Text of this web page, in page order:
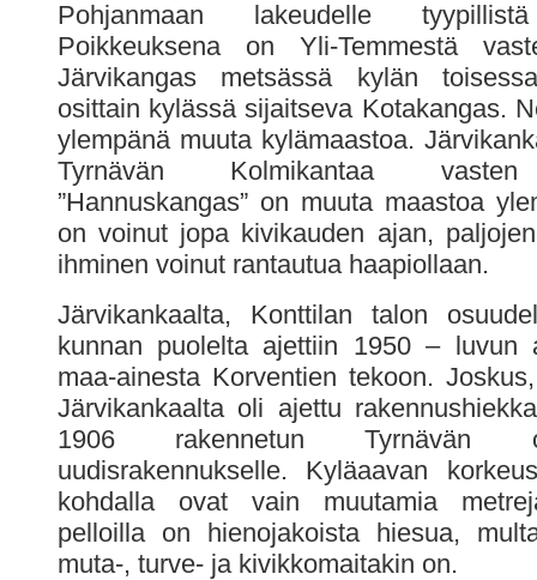
Pohjanmaan lakeudelle
Poikkeuksena on Yli-Temmestä
Järvikangas metsässä kylän
osittain kylässä sijaitseva Kotakangas.
ylempänä muuta kylämaastoa.
Tyrnävän Kolmikantaa
”Hannuskangas” on muuta maastoa
on voinut jopa kivikauden ajan,
ihminen voinut rantautua haapiollaan.
Järvikankaalta, Konttilan talon
kunnan puolelta ajettiin 1950 – luvun
maa-ainesta Korventien tekoon.
Järvikankaalta oli ajettu
1906 rakennetun Tyrnävän
uudisrakennukselle. Kyläaavan
kohdalla ovat vain muutamia
pelloilla on hienojakoista hiesua,
muta-, turve- ja kivikkomaitakin on.